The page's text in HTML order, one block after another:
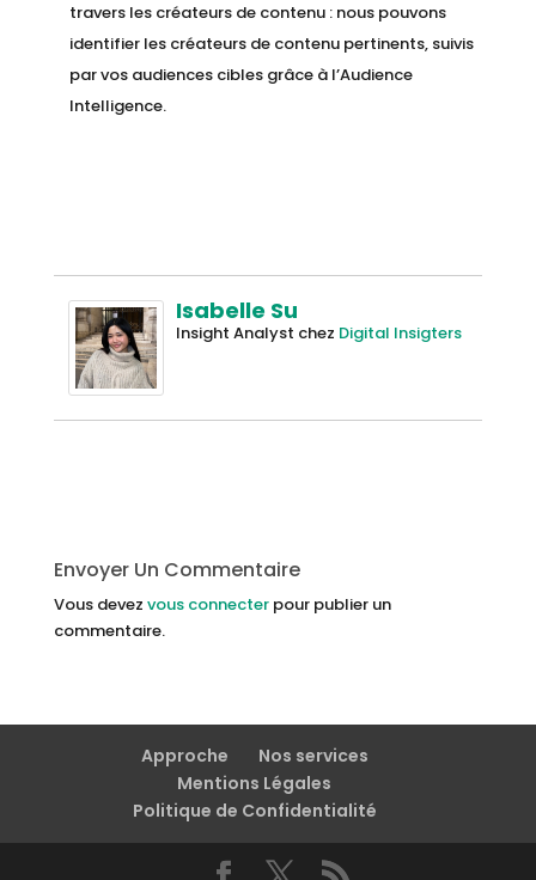
travers les créateurs de contenu : nous pouvons
identifier les créateurs de contenu pertinents, suivis
par vos audiences cibles grâce à l’Audience
Intelligence.
Isabelle Su
Insight Analyst chez Digital Insigters
Envoyer Un Commentaire
Vous devez vous connecterpour publier un
commentaire.
Approche
Nos services
Mentions Légales
Politique de Confidentialité